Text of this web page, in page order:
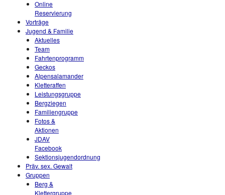
Online
Reservierung
Vorträge
Jugend & Familie
Aktuelles
Team
Fahrtenprogramm
Geckos
Alpensalamander
Kletteraffen
Leistungsgruppe
Bergziegen
Familiengruppe
Fotos &
Aktionen
JDAV
Facebook
Sektionsjugendordnung
Präv. sex. Gewalt
Gruppen
Berg &
Klettergruppe